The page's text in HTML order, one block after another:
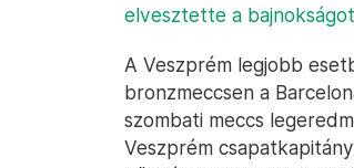
elvesztette a
A Veszprém legjobb
bronzmeccsen a
szombati meccs
Veszprém